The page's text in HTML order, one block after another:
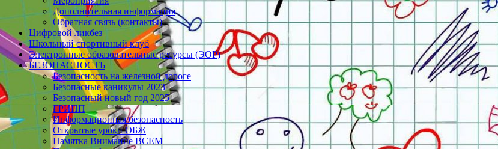
Дополнительная информация
Обратная связь (контакты)
Цифровой ликбез
Школьный спортивный клуб
Электронные образовательные ресурсы (ЭОР)
БЕЗОПАСНОСТЬ
Безопасность на железной дороге
Безопасные каникулы 2023
Безопасный новый год 2025
ГРИПП
Информационная безопасность
Открытые уроки ОБЖ
Памятка Внимание ВСЕМ